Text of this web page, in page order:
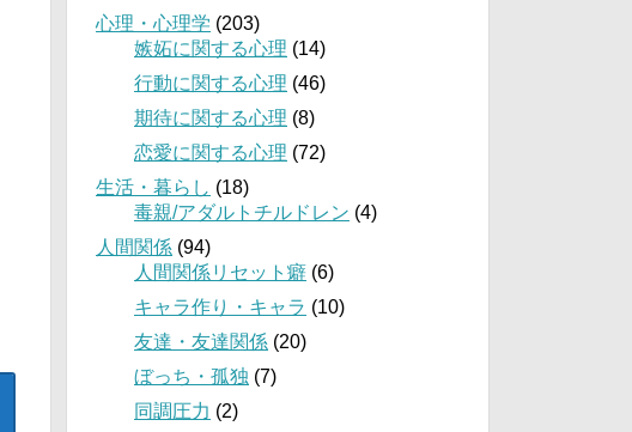
心理・心理学 (203)
嫉妬に関する心理 (14)
行動に関する心理 (46)
期待に関する心理 (8)
恋愛に関する心理 (72)
生活・暮らし (18)
毒親/アダルトチルドレン (4)
人間関係 (94)
人間関係リセット癖 (6)
キャラ作り・キャラ (10)
友達・友達関係 (20)
ぼっち・孤独 (7)
同調圧力 (2)